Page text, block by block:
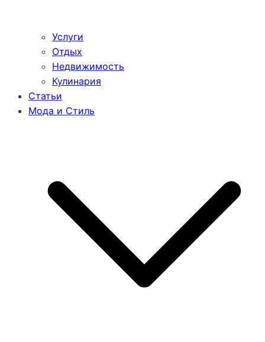
Услуги
Отдых
Недвижимость
Кулинария
Статьи
Мода и Стиль